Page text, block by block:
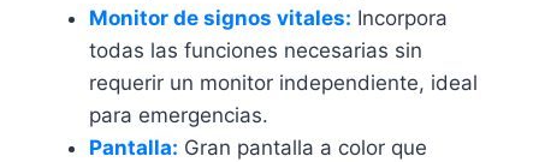
Monitor de signos vitales: Incorpora
todas las funciones necesarias sin
requerir un monitor independiente, ideal
para emergencias.
Pantalla: Gran pantalla a color que